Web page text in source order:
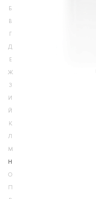
Б
В
Г
Д
Е
Ж
З
И
Й
К
Л
М
Н
О
П